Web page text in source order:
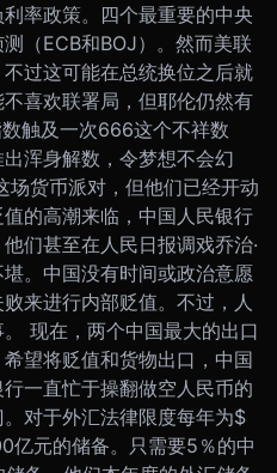
率政策。四个最重要的中央
（ECB和BOJ）。然而美联
过这可能在总统换位之后就
喜欢联署局，但耶伦仍然有
触及一次666这个不祥数
浑身解数，令梦想不会幻
场货币派对，但他们已经开动
的高潮来临，中国人民银行
们甚至在人民日报调戏乔治·
。中国没有时间或政治意愿
来进行内部贬值。不过，人
现在，两个中国最大的出口
望将贬值和货物出口，中国
一直忙于操翻做空人民币的
对于外汇法律限度每年为$
元的储备。只需要5％的中